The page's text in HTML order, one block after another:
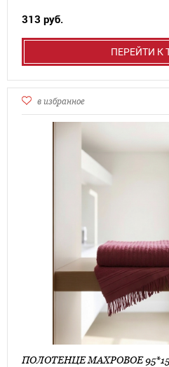
313 руб.
ПЕРЕЙТИ К
в избранное
ПОЛОТЕНЦЕ МАХРОВОЕ